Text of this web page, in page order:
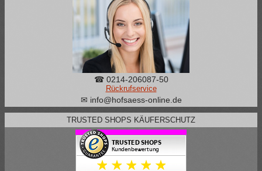
☎ 0214-206087-50
Rückrufservice
✉ info@hofsaess-online.de
TRUSTED SHOPS KÄUFERSCHUTZ